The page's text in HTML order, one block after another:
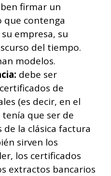
firmar un
contenga
empresa, su
del tiempo.
modelos.
debe ser
de
(es decir, en el
que ser de
de la clásica factura
sirven los
los certificados
extractos bancarios